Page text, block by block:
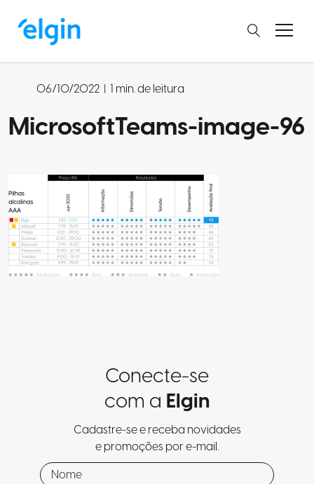
06/10/2022 | 1 min. de leitura
MicrosoftTeams-image-96
Conecte-se
com a Elgin
Cadastre-se e receba novidades
e promoções por e-mail.